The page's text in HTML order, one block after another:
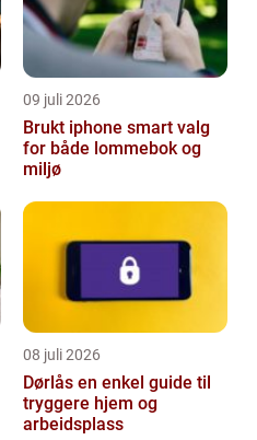
09 juli 2026
Brukt iphone smart valg
for både lommebok og
miljø
08 juli 2026
Dørlås en enkel guide til
tryggere hjem og
arbeidsplass